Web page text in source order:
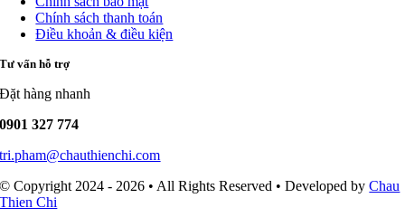
Chính sách thanh toán
Điều khoản & điều kiện
Tư vấn hỗ trợ
Đặt hàng nhanh
0901 327 774
tri.pham@chauthienchi.com
© Copyright 2024 - 2026 • All Rights Reserved • Developed byChau
Thien Chi